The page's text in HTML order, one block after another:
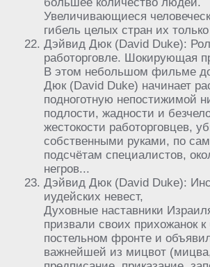
Увеличивающиеся
гибель целых стран их
Дэйвид Дюк (David Duke):
работорговле. Шокирующая
В этом небольшом фильме
Дюк (David Duke) начинает
подноготную непостижимой
подлости, жадности и
жестокости работорговцев,
собственными руками, по
подсчётам специалистов,
негров...
Дэйвид Дюк (David Duke):
иудейских невест,
Духовные наставники
призвали своих прихожанок
постельном фронте и
важнейшей из мицвот